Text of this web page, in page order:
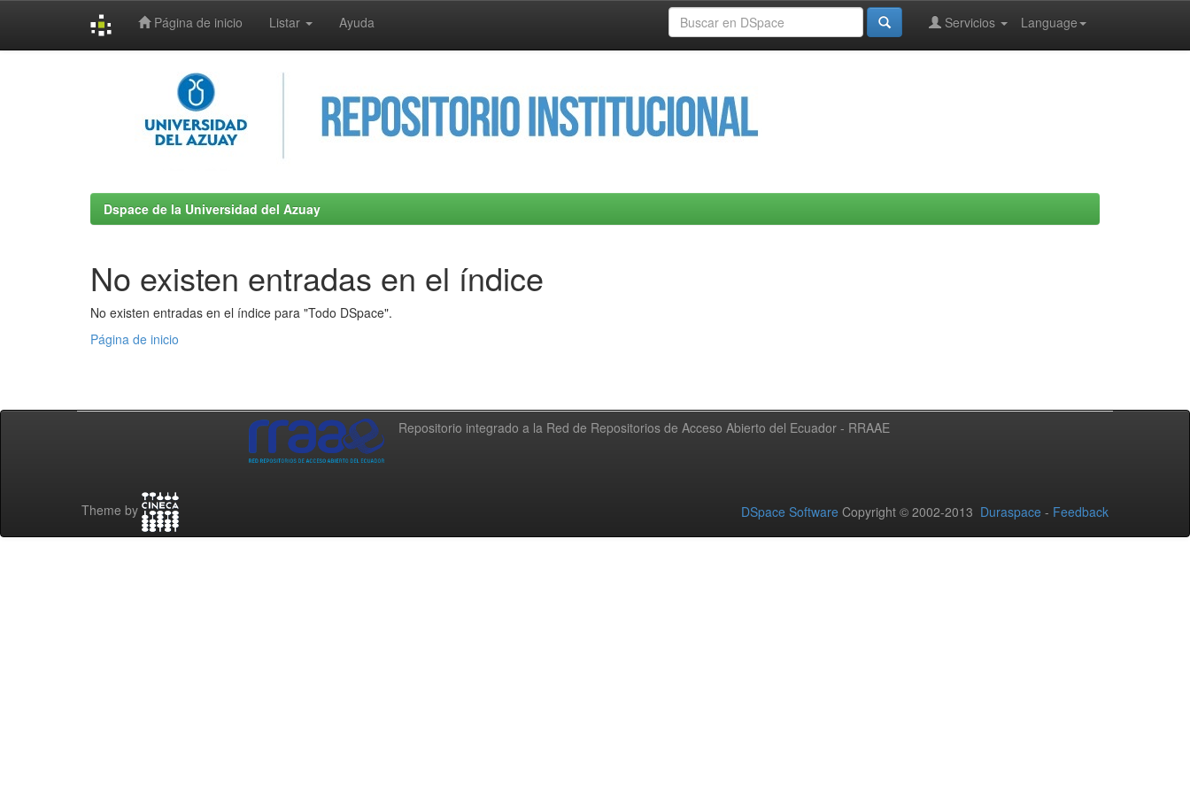
Página de inicio Listar Ayuda Language
Servicios
Dspace de la Universidad del Azuay
No existen entradas en el índice
No existen entradas en el índice para "Todo DSpace".
Página de inicio
Repositorio integrado a la Red de Repositorios de Acceso Abierto del Ecuador - RRAAE
Theme by DSpace Software Copyright © 2002-2013 Duraspace - Feedback